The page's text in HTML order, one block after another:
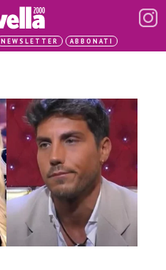
NEWSLETTER ABBONATI